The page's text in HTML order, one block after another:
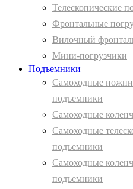
Телескопические
Фронтальные
Вилочный
Мини-погрузчики
Подъемники
Самоходные
подъемники
Самоходные
Самоходные
подъемники
Самоходные
подъемники